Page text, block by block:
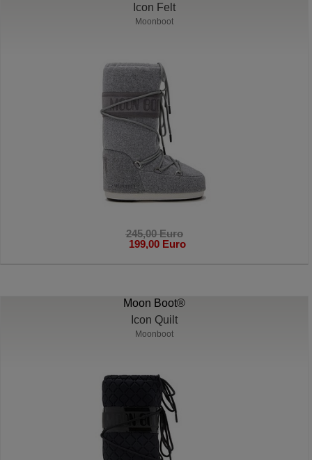
Icon Felt
Moonboot
245,00 Euro
199,00 Euro
Moon Boot®
Icon Quilt
Moonboot